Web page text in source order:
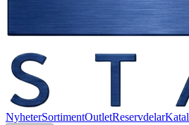
NyheterSortimentOutletReservdelar